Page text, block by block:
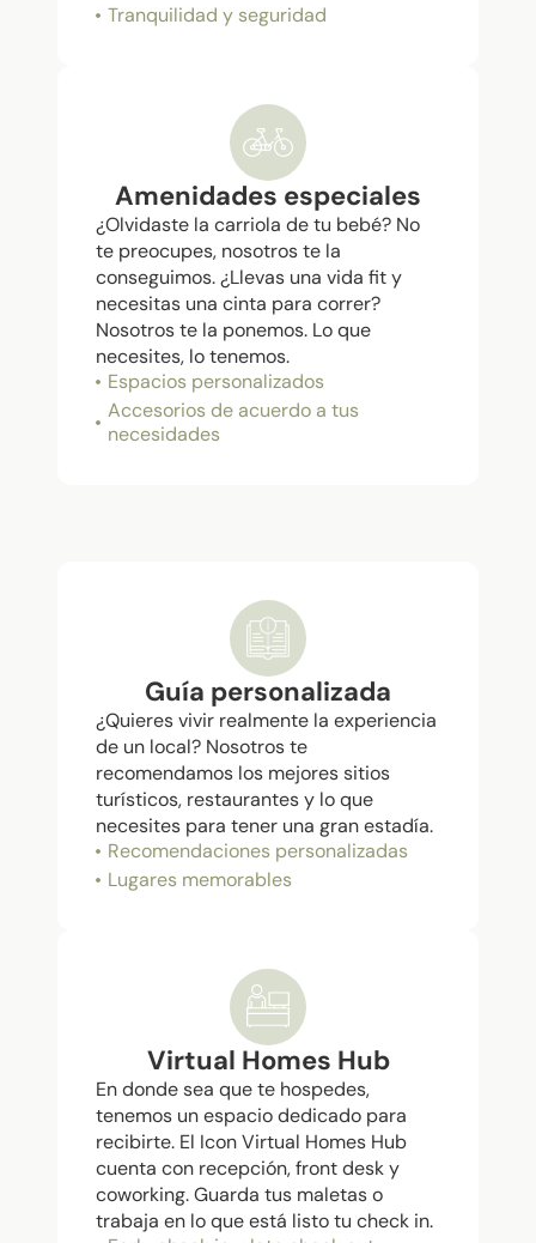
Tranquilidad y seguridad
Amenidades especiales
¿Olvidaste la carriola de tu bebé? No
te preocupes, nosotros te la
conseguimos. ¿Llevas una vida fit y
necesitas una cinta para correr?
Nosotros te la ponemos. Lo que
necesites, lo tenemos.​
Espacios personalizados
Accesorios de acuerdo a tus
necesidades
Guía personalizada
¿Quieres vivir realmente la experiencia
de un local? Nosotros te
recomendamos los mejores sitios
turísticos, restaurantes y lo que
necesites para tener una gran estadía.
Recomendaciones personalizadas
Lugares memorables
Virtual Homes Hub
En donde sea que te hospedes,
tenemos un espacio dedicado para
recibirte. El Icon Virtual Homes Hub
cuenta con recepción, front desk y
coworking. Guarda tus maletas o
trabaja en lo que está listo tu check in.